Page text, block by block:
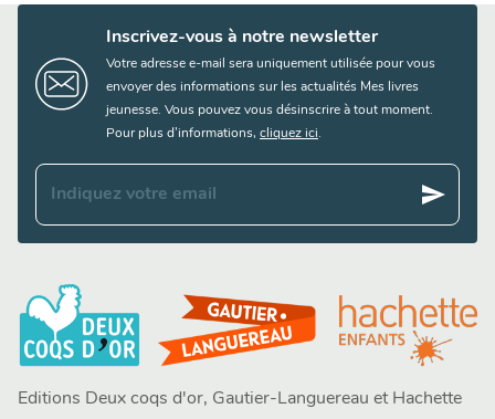
Inscrivez-vous à notre newsletter
Votre adresse e-mail sera uniquement utilisée pour vous
envoyer des informations sur les actualités Mes livres
jeunesse. Vous pouvez vous désinscrire à tout moment.
Pour plus d’informations, cliquez ici.
Indiquez votre email send
Editions Deux coqs d'or, Gautier-Languereau et Hachette